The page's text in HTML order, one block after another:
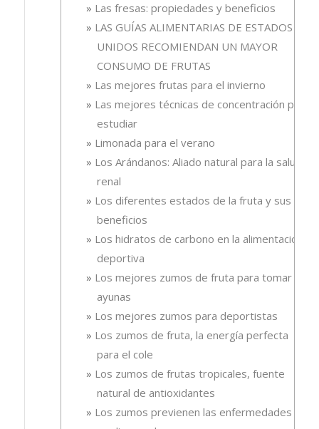
Las fresas: propiedades y beneficios
LAS GUÍAS ALIMENTARIAS DE ESTADOS
UNIDOS RECOMIENDAN UN MAYOR
CONSUMO DE FRUTAS
Las mejores frutas para el invierno
Las mejores técnicas de concentración para
estudiar
Limonada para el verano
Los Arándanos: Aliado natural para la salud
renal
Los diferentes estados de la fruta y sus
beneficios
Los hidratos de carbono en la alimentación
deportiva
Los mejores zumos de fruta para tomar en
ayunas
Los mejores zumos para deportistas
Los zumos de fruta, la energía perfecta
para el cole
Los zumos de frutas tropicales, fuente
natural de antioxidantes
Los zumos previenen las enfermedades